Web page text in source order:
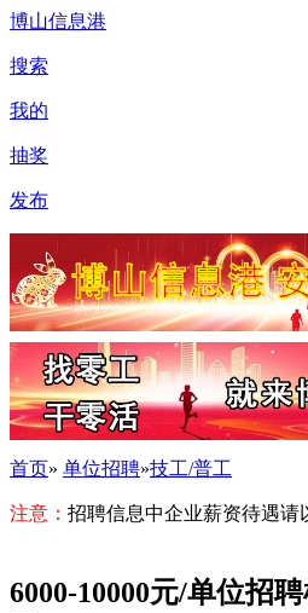
博山信息港
搜索
我的
抽奖
发布
首页» 单位招聘»技工/普工
注意： 招聘信息中企业薪资待遇请
6000-10000元/单位招